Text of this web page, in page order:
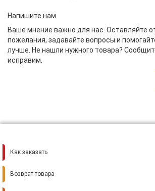
Напишите нам
Ваше мнение важно для нас. Оставляйте
пожелания, задавайте вопросы и
лучше. Не нашли нужного товара?
исправим.
Как заказать
Возврат товара